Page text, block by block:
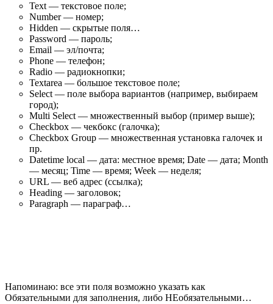
Text — текстовое поле;
Number — номер;
Hidden — скрытые поля…
Password — пароль;
Email — эл/почта;
Phone — телефон;
Radio — радиокнопки;
Textarea — большое текстовое поле;
Select — поле выбора вариантов (например, выбираем
город);
Multi Select — множественный выбор (пример выше);
Checkbox — чекбокс (галочка);
Checkbox Group — множественная установка галочек и
пр.
Datetime local — дата: местное время; Date — дата; Month
— месяц; Time — время; Week — неделя;
URL — веб адрес (ссылка);
Heading — заголовок;
Paragraph — параграф…
Напоминаю: все эти поля возможно указать как
Обязательными для заполнения, либо НЕобязательными…